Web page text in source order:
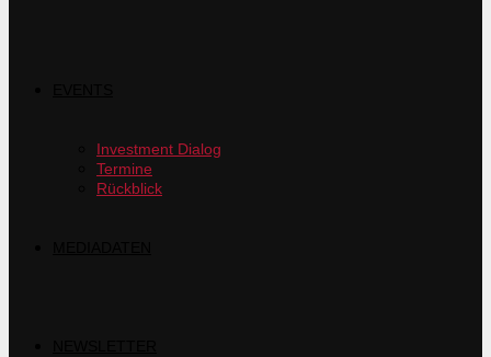
Investment Dialog
Termine
Rückblick